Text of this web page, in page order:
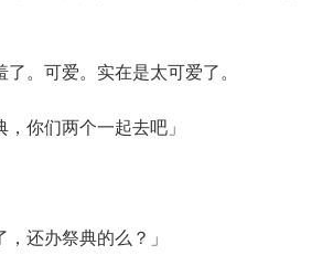
可爱。实在是太可爱了。
你们两个一起去吧」
还办祭典的么？」